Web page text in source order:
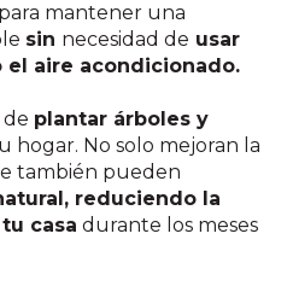
para mantener una
sin necesidad de usar
aire acondicionado.
de plantar árboles y
hogar. No solo mejoran la
también pueden
reduciendo la
casa durante los meses